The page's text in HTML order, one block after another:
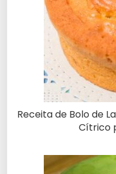
Receita de Bolo de
Cítrico